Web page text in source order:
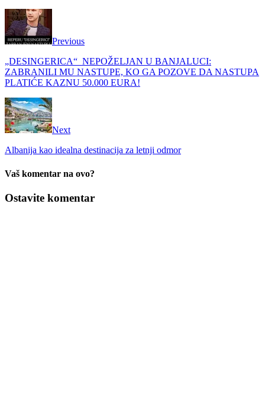
Previous
„DESINGERICA“ NEPOŽELJAN U BANJALUCI:
ZABRANILI MU NASTUPE, KO GA POZOVE DA NASTUPA
PLATIĆE KAZNU 50.000 EURA!
Next
Albanija kao idealna destinacija za letnji odmor
Vaš komentar na ovo?
Ostavite komentar